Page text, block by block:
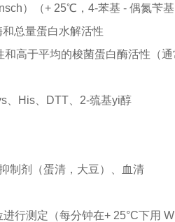
）（+ 25℃，4-苯基 - 偶氮苄
总量蛋白水解活性
高于平均的梭菌蛋白酶活性（通
、His、DTT、2-巯基yi醇
制剂（蛋清，大豆）、血清
行测定（每分钟在+ 25°C下用